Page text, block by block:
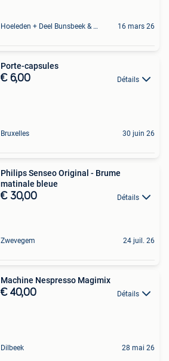
Hoeleden + Deel Bunsbeek & Sint-Magriete-Houtem 16 mars 26
Porte-capsules
€ 6,00 Détails
Bruxelles 30 juin 26
Philips Senseo Original - Brume
matinale bleue
€ 30,00 Détails
Zwevegem 24 juil. 26
Machine Nespresso Magimix
€ 40,00 Détails
Dilbeek 28 mai 26